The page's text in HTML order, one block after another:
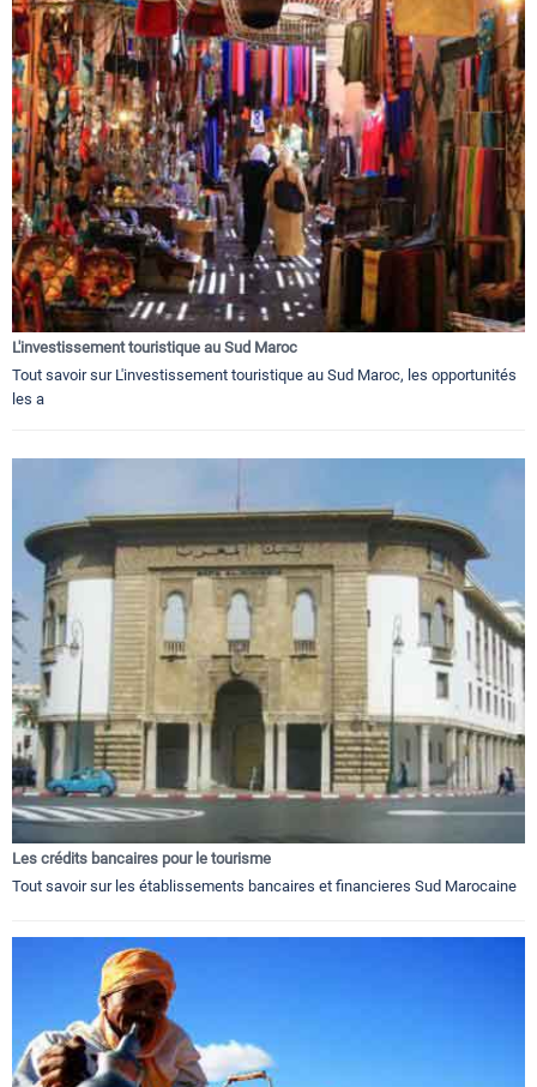
L'investissement touristique au Sud Maroc
Tout savoir sur L'investissement touristique au Sud Maroc, les opportunités
les a
Les crédits bancaires pour le tourisme
Tout savoir sur les établissements bancaires et financieres Sud Marocaine